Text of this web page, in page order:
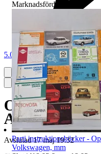
5.0
Olja? på duk
Ansikte - MIO
Avslutad 17 maj 19:32
Marknadsförd
Parti instruktionsböcker -
Volkswagen, mm